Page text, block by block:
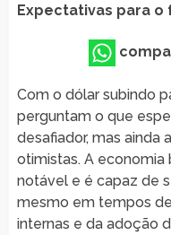
Expectativas para o
Com o dólar subindo
perguntam o que
desafiador, mas ainda
otimistas. A economia
notável e é capaz de
mesmo em tempos
internas e da adoção